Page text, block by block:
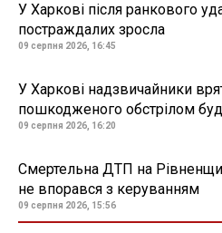
У Харкові після ранкового
постраждалих зросла
09 серпня 2026, 16:45
У Харкові надзвичайники
пошкодженого обстрілом
09 серпня 2026, 16:20
Смертельна ДТП на
не впорався з керуванням
09 серпня 2026, 15:56